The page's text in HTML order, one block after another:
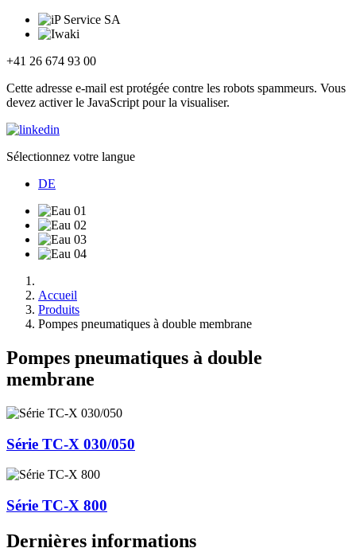
+41 26 674 93 00
Cette adresse e-mail est protégée contre les robots spammeurs. Vous
devez activer le JavaScript pour la visualiser.
Sélectionnez votre langue
DE
Accueil
Produits
Pompes pneumatiques à double membrane
Pompes pneumatiques à double
membrane
Série TC-X 030/050
Série TC-X 800
Dernières informations